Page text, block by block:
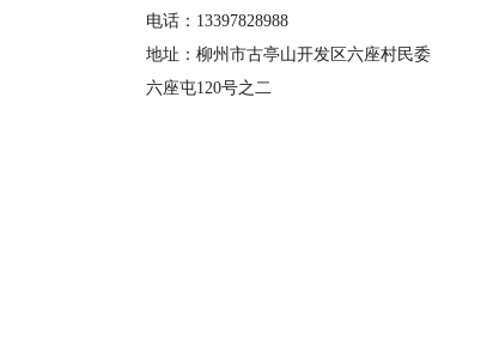
电话：13397828988
地址：柳州市古亭山开发区六座村民委
六座屯120号之二